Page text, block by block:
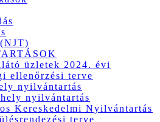
üzletek 2024. évi
ellenőrzési terve
nyilvántartás
nyilvántartás
Kereskedelmi Nyilvántartás
terve